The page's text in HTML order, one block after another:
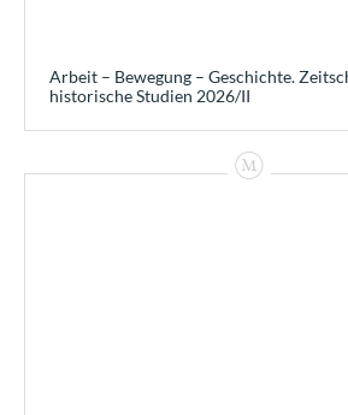
Arbeit – Bewegung – Geschichte.
historische Studien 2026/II